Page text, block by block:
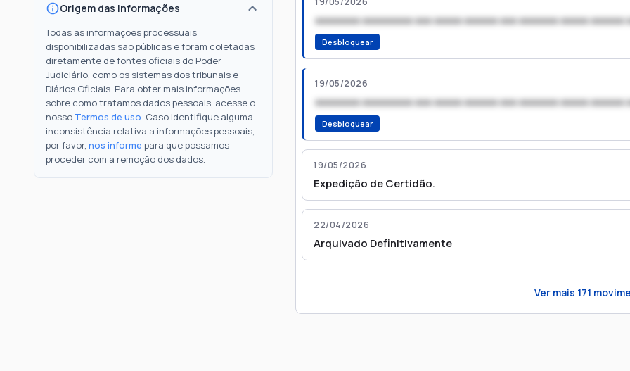
Origem das informações
Todas as informações processuais
disponibilizadas são públicas e foram coletadas
diretamente de fontes oficiais do Poder
Judiciário, como os sistemas dos tribunais e
Diários Oficiais. Para obter mais informações
sobre como tratamos dados pessoais, acesse o
nosso Termos de uso. Caso identifique alguma
inconsistência relativa a informações pessoais,
por favor, nos informe para que possamos
proceder com a remoção dos dados.
xxxxxxxx xxxxxxxxx xxx xxxxx xxxxxx xxx xxxxxxx xxxxx xxxxxx
Desbloquear
19/05/2026
xxxxxxxx xxxxxxxxx xxx xxxxx xxxxxx xxx xxxxxxx xxxxx xxxxxx
Desbloquear
19/05/2026
Expedição de Certidão.
22/04/2026
Arquivado Definitivamente
Ver mais 171